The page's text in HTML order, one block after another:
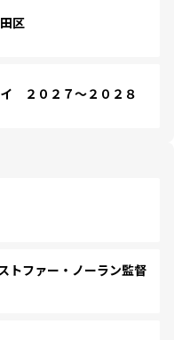
区
２０２７～２０２８
トファー・ノーラン監督